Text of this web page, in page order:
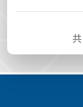
共